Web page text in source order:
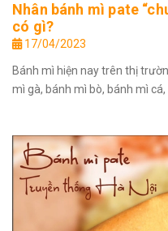
Nhân bánh mì pate
có gì?
17/04/2023
Bánh mì hiện nay trên thị
mì gà, bánh mì bò, bánh mì cá,